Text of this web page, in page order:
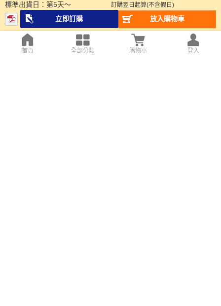
標準出貨日： 第5天～ 訂購翌日起算(不含假日)
立即訂購 放入購物車
首頁 全部分類 購物車 登入